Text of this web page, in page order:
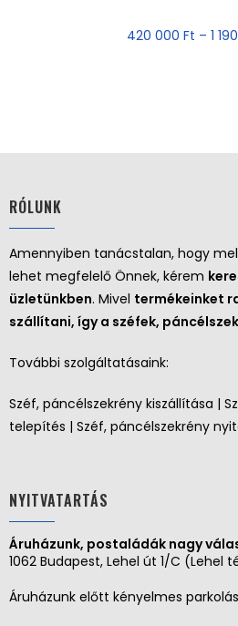
420 000 Ft – 1
RÓLUNK
Amennyiben tanácstalan, hogy
lehet megfelelő Önnek, kérem
üzletünkben. Mivel termékeinket
szállítani, így a széfek,
További szolgáltatásaink:
Széf, páncélszekrény kiszállítása |
telepítés | Széf, páncélszekrény
NYITVATARTÁS
Áruházunk, postaládák nagy
1062 Budapest, Lehel út 1/C (Lehel
Áruházunk előtt kényelmes